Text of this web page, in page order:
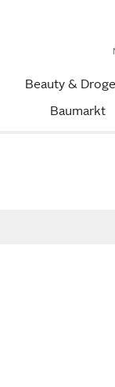
Beauty &
Baumarkt